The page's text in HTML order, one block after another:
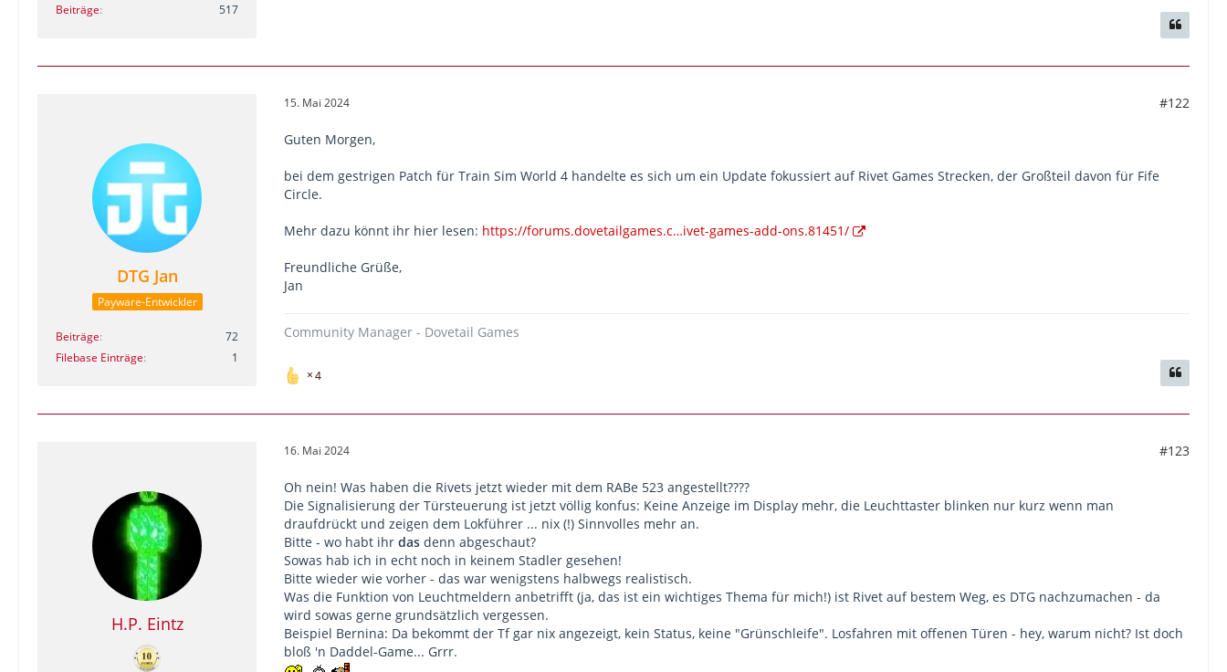
Beiträge
517
DTG Jan
Payware-Entwickler
Beiträge
72
Filebase Einträge
1
15. Mai 2024 #122
Guten Morgen,
bei dem gestrigen Patch für Train Sim World 4 handelte es sich um ein Update fokussiert auf Rivet Games Strecken, der Großteil davon für Fife
Circle.
Mehr dazu könnt ihr hier lesen: https://forums.dovetailgames.c…ivet-games-add-ons.81451/
Freundliche Grüße,
Jan
Community Manager - Dovetail Games
4
H.P. Eintz
16. Mai 2024 #123
Oh nein! Was haben die Rivets jetzt wieder mit dem RABe 523 angestellt????
Die Signalisierung der Türsteuerung ist jetzt völlig konfus: Keine Anzeige im Display mehr, die Leuchttaster blinken nur kurz wenn man
draufdrückt und zeigen dem Lokführer ... nix (!) Sinnvolles mehr an.
Bitte - wo habt ihr das denn abgeschaut?
Sowas hab ich in echt noch in keinem Stadler gesehen!
Bitte wieder wie vorher - das war wenigstens halbwegs realistisch.
Was die Funktion von Leuchtmeldern anbetrifft (ja, das ist ein wichtiges Thema für mich!) ist Rivet auf bestem Weg, es DTG nachzumachen - da
wird sowas gerne grundsätzlich vergessen.
Beispiel Bernina: Da bekommt der Tf gar nix angezeigt, kein Status, keine "Grünschleife". Losfahren mit offenen Türen - hey, warum nicht? Ist doch
bloß 'n Daddel-Game... Grrr.